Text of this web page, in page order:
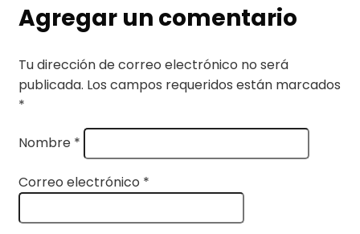
Agregar un comentario
Tu dirección de correo electrónico no será
publicada. Los campos requeridos están marcados
*
Nombre *
Correo electrónico *